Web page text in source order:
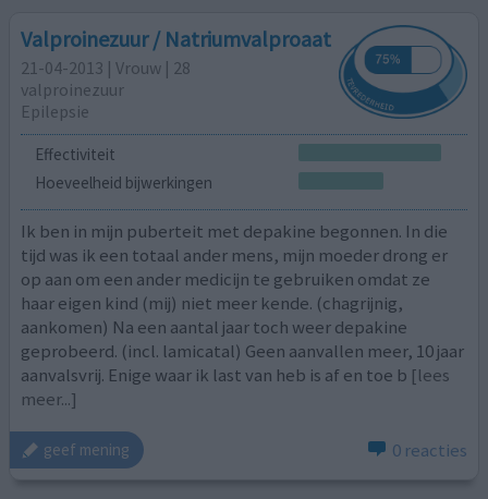
Valproinezuur / Natriumvalproaat
21-04-2013 | Vrouw | 28
valproinezuur
Epilepsie
Effectiviteit
Hoeveelheid bijwerkingen
Ik ben in mijn puberteit met depakine begonnen. In die
tijd was ik een totaal ander mens, mijn moeder drong er
op aan om een ander medicijn te gebruiken omdat ze
haar eigen kind (mij) niet meer kende. (chagrijnig,
aankomen) Na een aantal jaar toch weer depakine
geprobeerd. (incl. lamicatal) Geen aanvallen meer, 10 jaar
aanvalsvrij. Enige waar ik last van heb is af en toe b [lees
meer...]
geef mening 0 reacties